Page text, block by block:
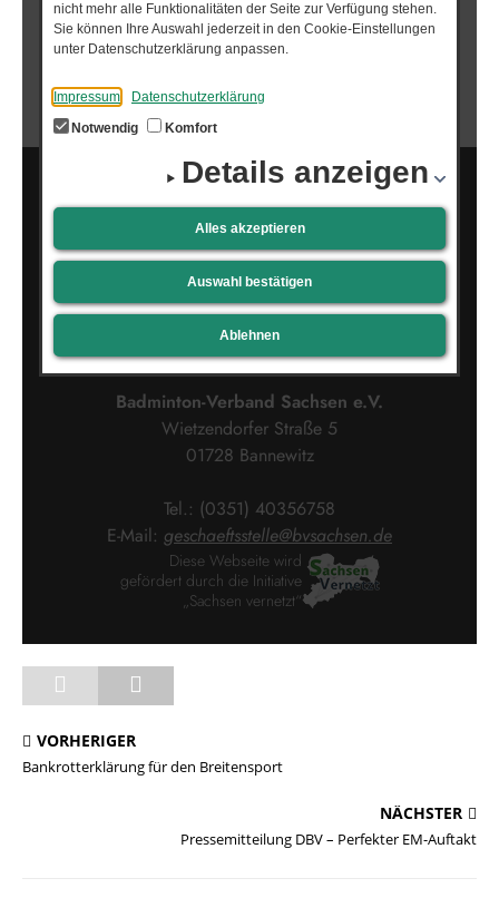
VORHERIGER
Bankrotterklärung für den Breitensport
NÄCHSTER
Pressemitteilung DBV – Perfekter EM-Auftakt